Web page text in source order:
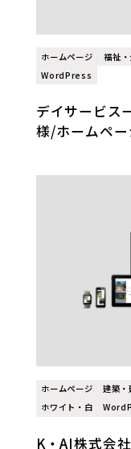
ホームページ 福祉
WordPress
デイサービス
様/ホームペー
ホームページ 建築・
ホワイト・白
K・AI株式会